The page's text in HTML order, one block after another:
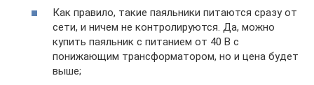
Как правило, такие паяльники питаются сразу от
сети, и ничем не контролируются. Да, можно
купить паяльник с питанием от 40 В с
понижающим трансформатором, но и цена будет
выше;